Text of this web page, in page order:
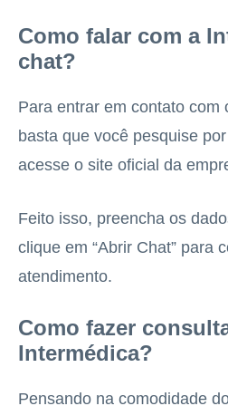
Como falar com a
chat?
Para entrar em contato com
basta que você pesquise
acesse o site oficial da
Feito isso, preencha os
clique em “Abrir Chat” para
atendimento.
Como fazer
Intermédica?
Pensando na comodidade